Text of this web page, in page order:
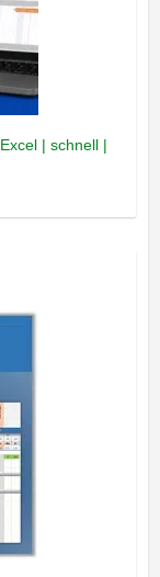
| schnell |